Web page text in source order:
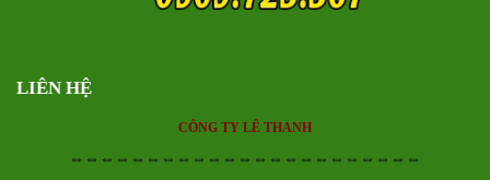
LIÊN HỆ
CÔNG TY LÊ THANH
⇔⇔⇔⇔⇔⇔⇔⇔⇔⇔⇔⇔⇔⇔⇔⇔⇔⇔⇔⇔⇔⇔⇔